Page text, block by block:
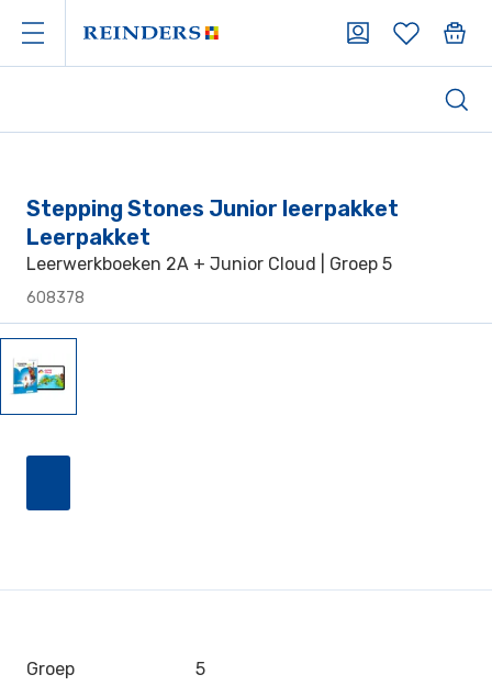
Stepping Stones Junior leerpakket
Leerpakket
Leerwerkboeken 2A + Junior Cloud | Groep 5
608378
Groep
5